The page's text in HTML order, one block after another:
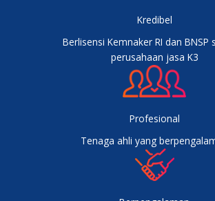
Kredibel
Berlisensi Kemnaker RI dan BNSP
perusahaan jasa K3
Profesional
Tenaga ahli yang